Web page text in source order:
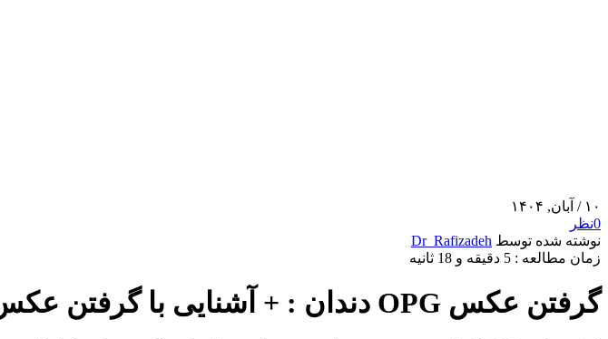
۱۰ / آبان, ۱۴۰۴
0نظر
نوشته شده توسط Dr_Rafizadeh
زمان مطالعه : 5 دقیقه و 18 ثانیه
گرفتن عکس OPG دندان : + آشنایی با گرفتن عکس در سال 2025